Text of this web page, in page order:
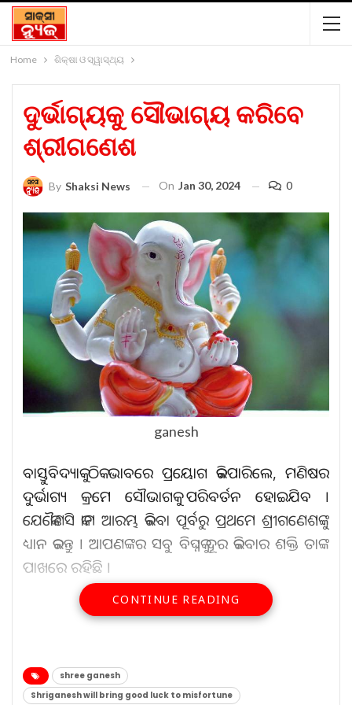
Home ଶିକ୍ଷା ଓ ସ୍ୱାସ୍ଥ୍ୟ
ଦୁର୍ଭାଗ୍ୟକୁ ସୌଭାଗ୍ୟ କରିବେ
ଶ୍ରୀଗଣେଶ
By Shaksi News On Jan 30, 2024 0
ganesh
ବାସ୍ତୁବିଦ୍ୟାକୁ ଠିକ ଭାବରେ ପ୍ରୟୋଗ କରିପାରିଲେ, ମଣିଷର
ଦୁର୍ଭାଗ୍ୟ କ୍ରମେ ସୌଭାଗକୁ ପରିବର୍ତନ ହୋଇଯିବ ।
ଯେକୌଣସି କାମ ଆରମ୍ଭ କରିବା ପୂର୍ବରୁ ପ୍ରଥମେ ଶ୍ରୀଗଣେଶଙ୍କୁ
ଧ୍ୟାନ କରନ୍ତୁ । ଆପଣଙ୍କର ସବୁ ବିଘ୍ନକୁ ଦୂର କରିବାର ଶକ୍ତି ତାଙ୍କ
ପାଖରେ ରହିଛି ।
ଆହୁରି ପଢ଼ନ୍ତୁ...
ଉପରେ…
CONTINUE READING
shree ganesh
Shriganesh will bring good luck to misfortune